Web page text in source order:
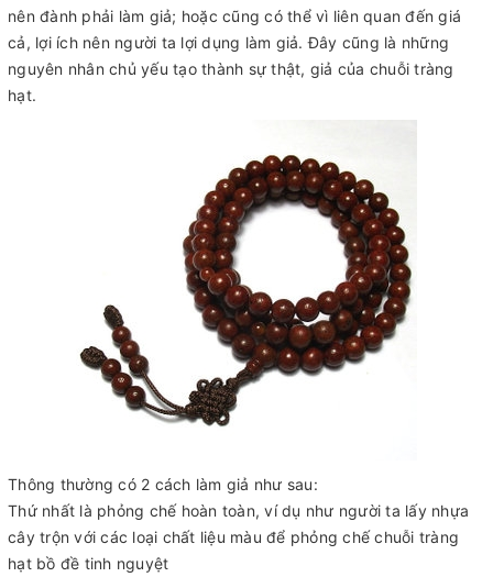
nên đành phải làm giả; hoặc cũng có thể vì liên quan đến giá
cả, lợi ích nên người ta lợi dụng làm giả. Đây cũng là những
nguyên nhân chủ yếu tạo thành sự thật, giả của chuỗi tràng
hạt.
Thông thường có 2 cách làm giả như sau:
Thứ nhất là phỏng chế hoàn toàn, ví dụ như người ta lấy nhựa
cây trộn với các loại chất liệu màu để phỏng chế chuỗi tràng
hạt bồ đề tinh nguyệt